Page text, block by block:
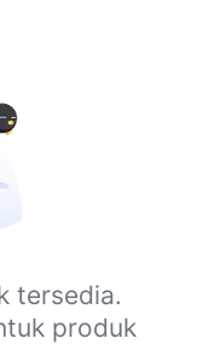
tersedia.
produk